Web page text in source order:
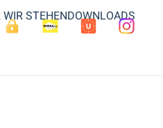
WIR STEHENDOWNLOADS